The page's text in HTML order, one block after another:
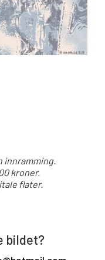
innramming.
kroner.
flater.
bildet?